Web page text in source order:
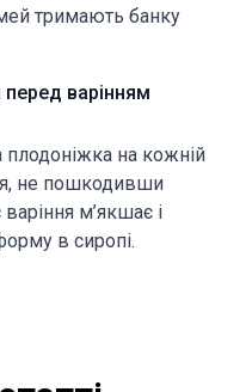
тримають банку
варінням
плодоніжка на кожній
не пошкодивши
варіння м’якшає і
в сиропі.